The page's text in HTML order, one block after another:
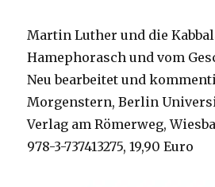
Martin Luther und die
Hamephorasch und vom
Neu bearbeitet und
Morgenstern, Berlin
Verlag am Römerweg,
978-3-737413275, 19,90 Euro